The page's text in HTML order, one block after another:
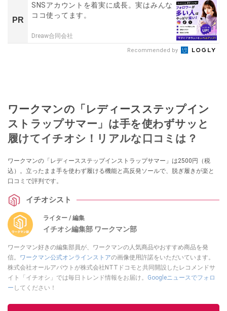
PR
SNSアカウントを着実に成長。実はみんな
ココ使ってます。
Dreaw合同会社
Recommended by
ワークマンの「レディースステップイン
ストラップサマー」は手を使わずサッと
履けてイチオシ！リアルな口コミは？
ワークマンの「レディースステップインストラップサマー」は2500円（税
込）。立ったまま手を使わず履ける機能と高反発ソールで、脱ぎ履きが楽と
口コミで評判です。
イチオシスト
ライター / 編集
イチオシ編集部 ワークマン部
ワークマン好きの編集部員が、ワークマンの人気商品やおすすめ商品を発
信。 ワークマン公式オンラインストアの画像使用許諾をいただいています。
株式会社オールアバウトが株式会社NTTドコモと共同開設したレコメンドサ
イト「イチオシ」では毎日トレンド情報をお届け。 Googleニュースでフォロ
ー してください！
このイチオシストの他の記事を読む